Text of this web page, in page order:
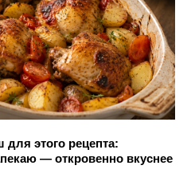
этого рецепта:
— откровенно вкуснее